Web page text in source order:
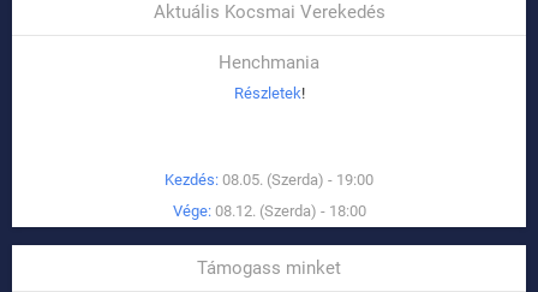
Aktuális Kocsmai Verekedés
Henchmania
Részletek!
Kezdés: 08.05. (Szerda) - 19:00
Vége: 08.12. (Szerda) - 18:00
Támogass minket